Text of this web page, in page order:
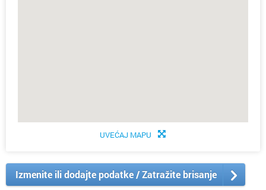
UVEĆAJ MAPU
Izmenite ili dodajte podatke / Zatražite brisanje